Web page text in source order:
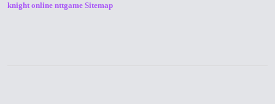
knight online nttgame Sitemap